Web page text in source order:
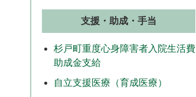
支援・助成・手当
杉戸町重度心身障害者入院生活費
助成金支給
自立支援医療（育成医療）